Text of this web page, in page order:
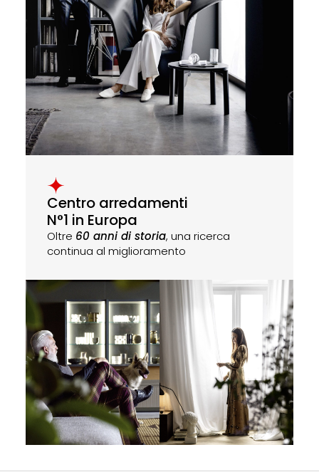
Centro arredamenti
N°1 in Europa
Oltre 60 anni di storia, una ricerca
continua al miglioramento